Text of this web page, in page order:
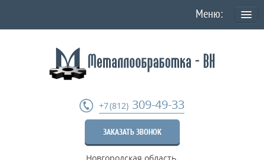
Политика конфиденциальности персональных данных
Фрезеровка деталей
+7 (812) 309-49-33
ЗАКАЗАТЬ ЗВОНОК